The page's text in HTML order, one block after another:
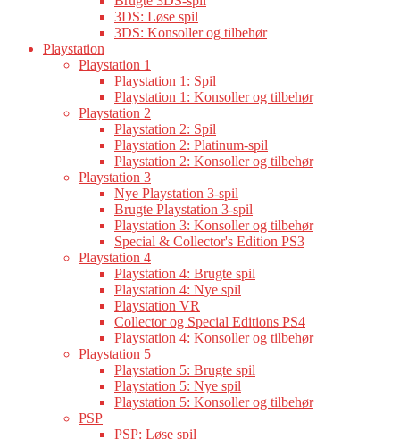
3DS: Løse spil
3DS: Konsoller og tilbehør
Playstation
Playstation 1
Playstation 1: Spil
Playstation 1: Konsoller og tilbehør
Playstation 2
Playstation 2: Spil
Playstation 2: Platinum-spil
Playstation 2: Konsoller og tilbehør
Playstation 3
Nye Playstation 3-spil
Brugte Playstation 3-spil
Playstation 3: Konsoller og tilbehør
Special & Collector's Edition PS3
Playstation 4
Playstation 4: Brugte spil
Playstation 4: Nye spil
Playstation VR
Collector og Special Editions PS4
Playstation 4: Konsoller og tilbehør
Playstation 5
Playstation 5: Brugte spil
Playstation 5: Nye spil
Playstation 5: Konsoller og tilbehør
PSP
PSP: Løse spil